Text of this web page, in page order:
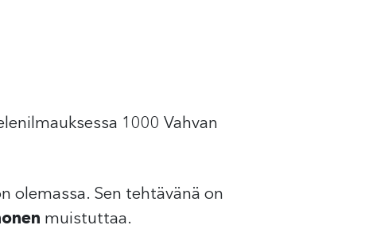
1000 Vahvan
olemassa. Sen tehtävänä on
muistuttaa.